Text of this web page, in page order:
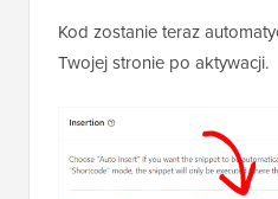
Kod zostanie teraz
Twojej stronie po aktywacji.